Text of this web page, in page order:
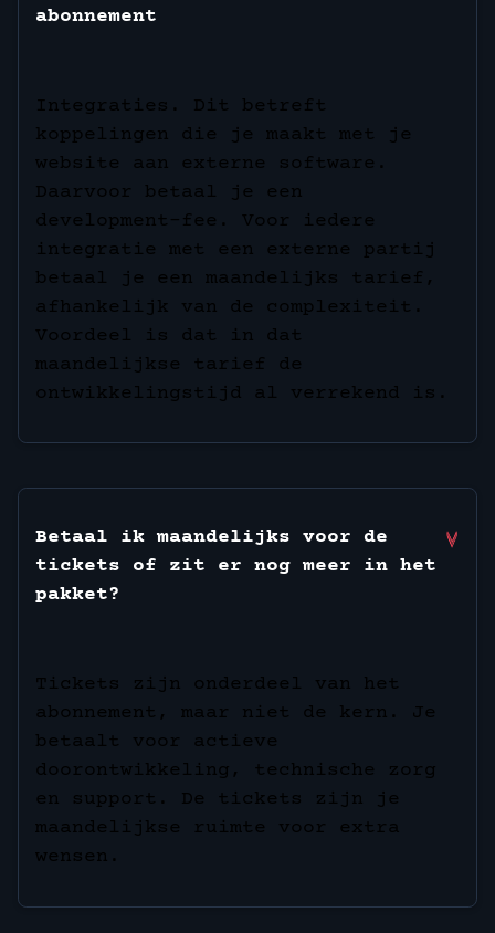
abonnement
Integraties. Dit betreft
koppelingen die je maakt met je
website aan externe software.
Daarvoor betaal je een
development-fee. Voor iedere
integratie met een externe partij
betaal je een maandelijks tarief,
afhankelijk van de complexiteit.
Voordeel is dat in dat
maandelijkse tarief de
ontwikkelingstijd al verrekend is.
Betaal ik maandelijks voor de
tickets of zit er nog meer in het
pakket?
Tickets zijn onderdeel van het
abonnement, maar niet de kern. Je
betaalt voor actieve
doorontwikkeling, technische zorg
en support. De tickets zijn je
maandelijkse ruimte voor extra
wensen.